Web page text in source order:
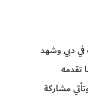
دبي وشهد
تقدمه
مشاركة